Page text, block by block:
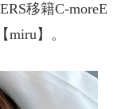
移籍C-moreE
】。